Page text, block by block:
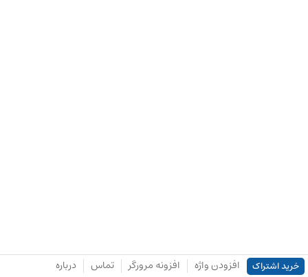
خرید اشتراک افزودن واژه افزونه مرورگر تماس درباره